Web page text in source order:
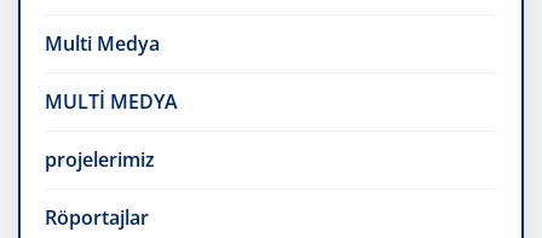
Multi Medya
MULTİ MEDYA
projelerimiz
Röportajlar